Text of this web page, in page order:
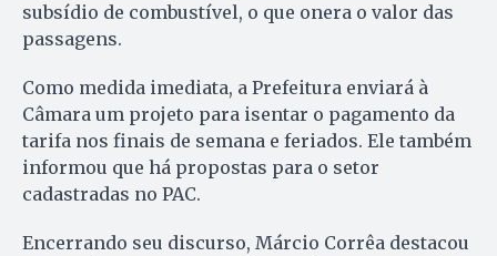
subsídio de combustível, o que onera o valor das
passagens.
Como medida imediata, a Prefeitura enviará à
Câmara um projeto para isentar o pagamento da
tarifa nos finais de semana e feriados. Ele também
informou que há propostas para o setor
cadastradas no PAC.
Encerrando seu discurso, Márcio Corrêa destacou